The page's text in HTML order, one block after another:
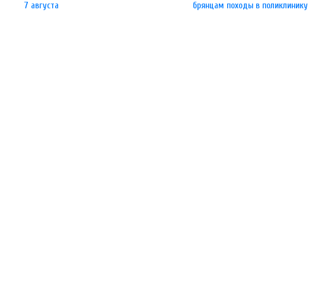
7 августа
брянцам походы в поликлинику